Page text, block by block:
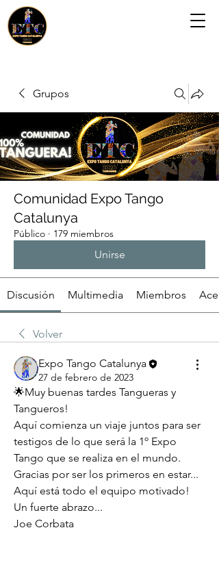
Grupos
Comunidad Expo Tango
Catalunya
Público · 179 miembros
Unirse
Discusión Multimedia Miembros
Volver
Expo Tango Catalunya
27 de febrero de 2023
🌟Muy buenas tardes Tangueras y
Tangueros!
Aquí comienza un viaje juntos para ser
testigos de lo que será la 1º Expo
Tango que se realiza en el mundo.
Gracias por ser los primeros en estar...
Aquí está todo el equipo motivado!
Un fuerte abrazo...
Joe Corbata